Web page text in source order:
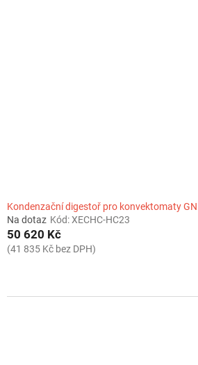
Kondenzační digestoř pro konvektomaty
Na dotaz Kód:XECHC-HC23
50 620 Kč
(41 835 Kč bez DPH)